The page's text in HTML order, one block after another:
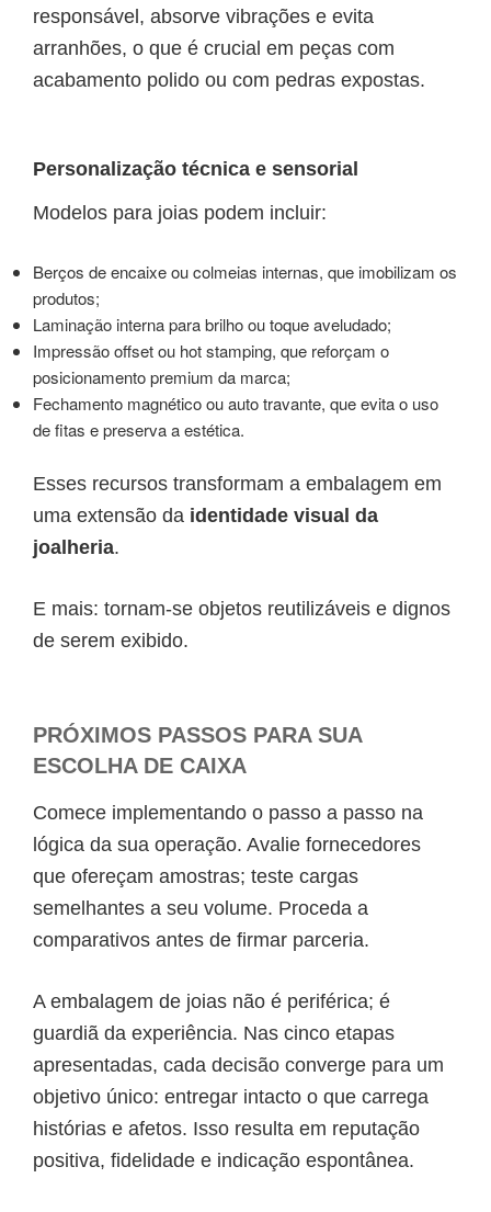
responsável, absorve vibrações e evita
arranhões, o que é crucial em peças com
acabamento polido ou com pedras expostas.
Personalização técnica e sensorial
Modelos para joias podem incluir:
Berços de encaixe ou colmeias internas, que imobilizam os
produtos;
Laminação interna para brilho ou toque aveludado;
Impressão offset ou hot stamping, que reforçam o
posicionamento premium da marca;
Fechamento magnético ou auto travante, que evita o uso
de fitas e preserva a estética.
Esses recursos transformam a embalagem em
uma extensão da identidade visual da
joalheria.
E mais: tornam-se objetos reutilizáveis e dignos
de serem exibido.
PRÓXIMOS PASSOS PARA SUA
ESCOLHA DE CAIXA
Comece implementando o passo a passo na
lógica da sua operação. Avalie fornecedores
que ofereçam amostras; teste cargas
semelhantes a seu volume. Proceda a
comparativos antes de firmar parceria.
A embalagem de joias não é periférica; é
guardiã da experiência. Nas cinco etapas
apresentadas, cada decisão converge para um
objetivo único: entregar intacto o que carrega
histórias e afetos. Isso resulta em reputação
positiva, fidelidade e indicação espontânea.